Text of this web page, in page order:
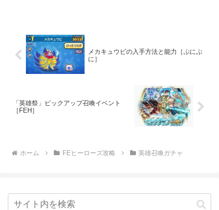
メカキュウビの入手方法と能力［ぷにぷ
に］
「英雄祭」ピックアップ召喚イベント
［FEH］
ホーム FEヒーローズ攻略 英雄召喚ガチャ